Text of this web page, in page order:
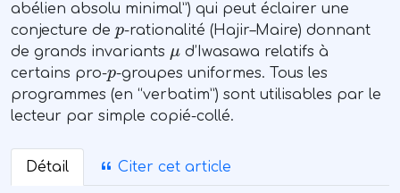
abélien absolu minimal”) qui peut éclairer une
conjecture de
-rationalité (Hajir–Maire) donnant
de grands invariants
d’Iwasawa relatifs à
certains pro- -groupes uniformes. Tous les
programmes (en “verbatim”) sont utilisables par le
lecteur par simple copié-collé.
Détail Citer cet article